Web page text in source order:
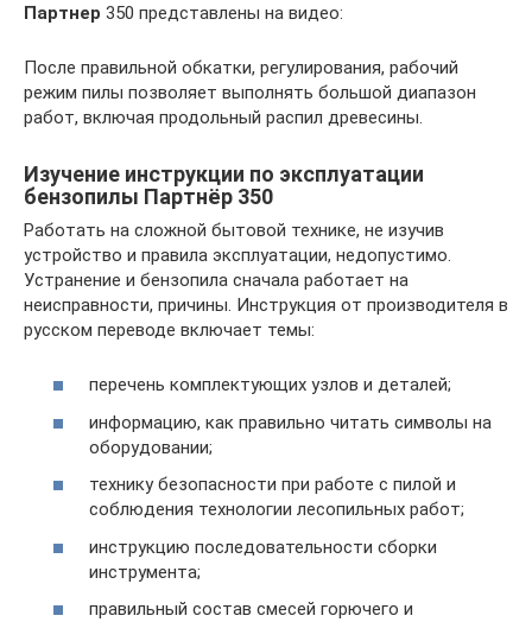
Партнер 350 представлены на видео:
После правильной обкатки, регулирования, рабочий
режим пилы позволяет выполнять большой диапазон
работ, включая продольный распил древесины.
Изучение инструкции по эксплуатации
бензопилы Партнёр 350
Работать на сложной бытовой технике, не изучив
устройство и правила эксплуатации, недопустимо.
Устранение и бензопила сначала работает на
неисправности, причины. Инструкция от производителя в
русском переводе включает темы:
перечень комплектующих узлов и деталей;
информацию, как правильно читать символы на
оборудовании;
технику безопасности при работе с пилой и
соблюдения технологии лесопильных работ;
инструкцию последовательности сборки
инструмента;
правильный состав смесей горючего и